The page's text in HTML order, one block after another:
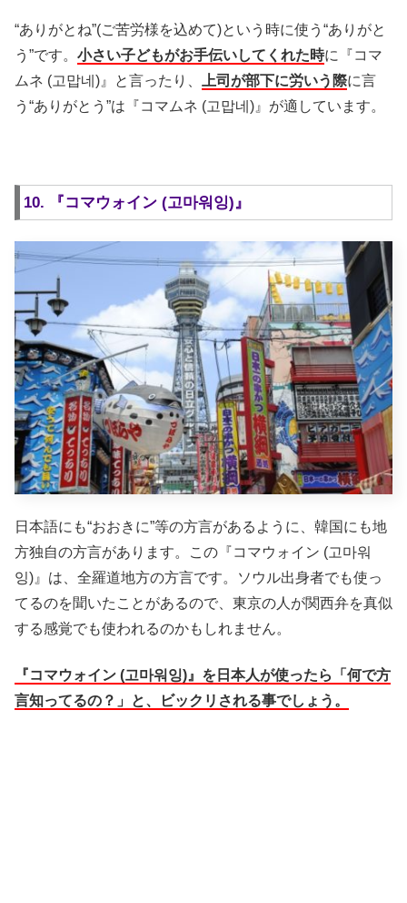
“ありがとね”(ご苦労様を込めて)という時に使う“ありがと
う”です。 小さい子どもがお手伝いしてくれた時に『コマ
ムネ (고맙네)』と言ったり、
上司が部下に労いう際に言
う“ありがとう”は『コマムネ (고맙네)』が適しています。
10. 『コマウォイン (고마워잉)』
日本語にも“おおきに”等の方言があるように、韓国にも地
方独自の方言があります。この『コマウォイン (고마워
잉)』は、全羅道地方の方言です。ソウル出身者でも使っ
てるのを聞いたことがあるので、東京の人が関西弁を真似
する感覚でも使われるのかもしれません。
『コマウォイン (고마워잉)』を日本人が使ったら「何で方
言知ってるの？」と、ビックリされる事でしょう。